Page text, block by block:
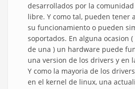
desarrollados por la
libre. Y como tal, pueden tener
su funcionamiento o pueden
soportados. En alguna ocasion
de una ) un hardware puede
una version de los drivers y en
Y como la mayoria de los
en el kernel de linux, una